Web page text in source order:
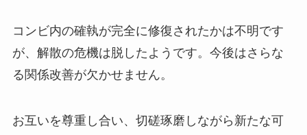
コンビ内の確執が完全に修復されたかは不明です
が、解散の危機は脱したようです。今後はさらな
る関係改善が欠かせません。
お互いを尊重し合い、切磋琢磨しながら新たな可